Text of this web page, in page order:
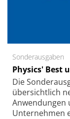
Sonderausgaben
Physics' Best
Die
übersichtlich
Anwendungen
Unternehmen